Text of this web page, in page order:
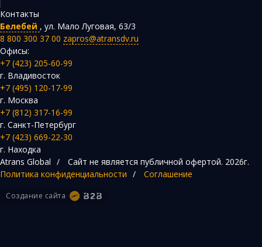
Контакты
Белебей , ул. Мало Луговая, 63/3
8 800 300 37 00 zapros@atransdv.ru
Офисы:
+7 (423) 205-60-99
г. Владивосток
+7 (495) 120-17-99
г. Москва
+7 (812) 317-16-99
г. Санкт-Петербург
+7 (423) 669-22-30
г. Находка
Atrans Global / Сайт не является публичной офертой. 2026г.
Политика конфиденциальности / Соглашение
Создание сайта